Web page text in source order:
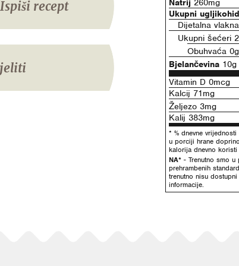
Ispiši recept Natrij 260mg
Ukupni
Dijetalna
Ukupni šećeri
Obuhvaća
Bjelančevina 10g
Vitamin D 0mcg
Kalcij 71mg
Željezo 3mg
Kalij 383mg
* % dnevne
u porciji hrane
kalorija dnevno
NA* - Trenutno smo u
prehrambenih
trenutno nisu
informacije.